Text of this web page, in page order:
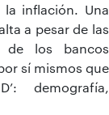
inflación. Una
a pesar de las
de los bancos
sí mismos que
demografía,